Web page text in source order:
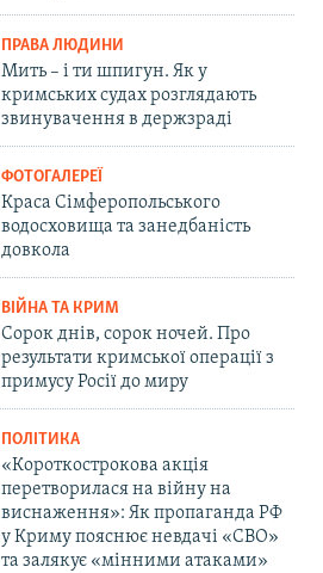
ПРАВА ЛЮДИНИ
Мить – і ти шпигун. Як у
кримських судах розглядають
звинувачення в держзраді
ФОТОГАЛЕРЕЇ
Краса Сімферопольського
водосховища та занедбаність
довкола
ВІЙНА ТА КРИМ
Сорок днів, сорок ночей. Про
результати кримської операції з
примусу Росії до миру
ПОЛІТИКА
«Короткострокова акція
перетворилася на війну на
виснаження»: Як пропаганда РФ
у Криму пояснює невдачі «СВО»
та залякує «мінними атаками»